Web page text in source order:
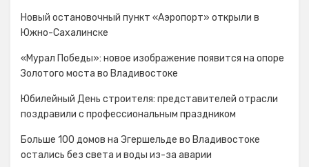
Новый остановочный пункт «Аэропорт» открыли в
Южно-Сахалинске
«Мурал Победы»: новое изображение появится на опоре
Золотого моста во Владивостоке
Юбилейный День строителя: представителей отрасли
поздравили с профессиональным праздником
Больше 100 домов на Эгершельде во Владивостоке
остались без света и воды из-за аварии